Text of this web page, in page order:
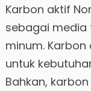
Karbon aktif
sebagai media
minum.
untuk
Bahkan,